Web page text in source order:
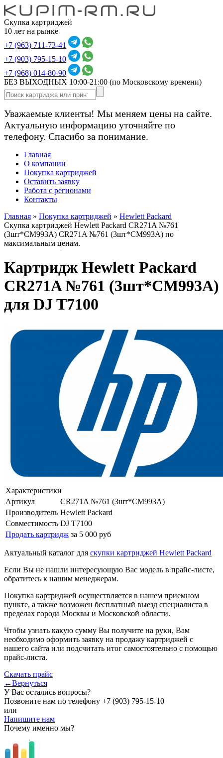
Скупка картриджей
10 лет на рынке
+7 (963) 711-73-41
+7 (903) 795-15-10
+7 (968) 014-80-90
БЕЗ ВЫХОДНЫХ 10:00-21:00 (по Московскому времени)
Уважаемые клиенты! Мы меняем цены на сайте.
Актуальную информацию уточняйте по
телефону. Спасибо за понимание.
Главная
О компании
Покупка картриджей
Оставить заявку
Работа с регионами
Контакты
Главная » Покупка картриджей » Hewlett Packard
Скупка картриджей Hewlett Packard CR271A №761
(3шт*CM993A) CR271A №761 (3шт*CM993A) по
максимальным ценам.
Картридж Hewlett Packard
CR271A №761 (3шт*CM993A)
для DJ T7100
Характеристики
Артикул
CR271A №761 (3шт*CM993A)
Производитель Hewlett Packard
Совместимость DJ T7100
Продать картридж за 5 000 руб
Актуальный каталог для скупки картриджей Hewlett Packard
Если Вы не нашли интересующую Вас модель в прайс-листе,
обратитесь к нашим менеджерам.
Покупка картриджей осуществляется в нашем приемном
пункте, а также возможен бесплатный выезд специалиста в
пределах города Москвы и Московской области.
Чтобы узнать какую сумму Вы получите на руки, Вам
необходимо оформить заявку на продажу картриджей с
нашего сайта или подсчитать итог самостоятельно с помощью
прайс-листа.
Скачать прайс
←Вернуться
У Вас остались вопросы?
Позвоните нам по телефону +7 (903) 795-15-10
или
Напишите нам
Почему именно мы?